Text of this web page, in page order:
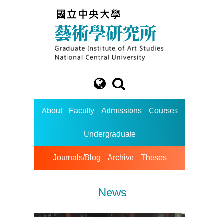
About Faculty Admissions Courses
Undergraduate
Journals/Blog Archive Theses
News